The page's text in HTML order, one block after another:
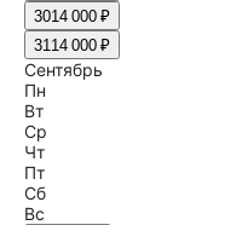
3014 000 ₽
3114 000 ₽
Сентябрь
Пн
Вт
Ср
Чт
Пт
Сб
Вс